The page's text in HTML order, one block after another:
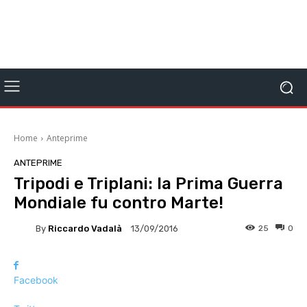
Home Anteprime
ANTEPRIME
Tripodi e Triplani: la Prima Guerra
Mondiale fu contro Marte!
By Riccardo Vadalà 13/09/2016 0
25
Facebook